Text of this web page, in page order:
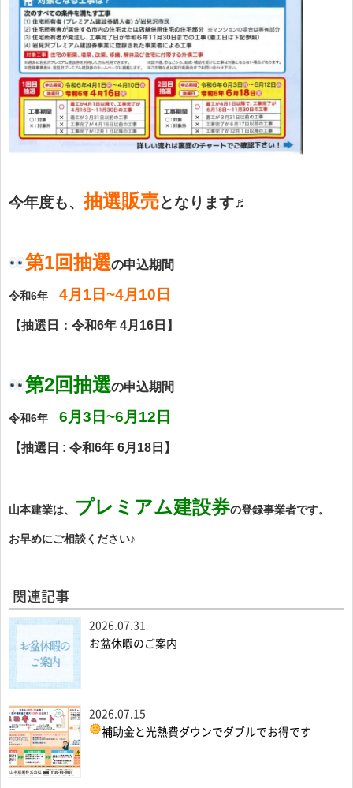
今年度も、抽選販売となります♬
第1回抽選の申込期間
令和6年 4月1日~4月10日
【抽選日：令和6年 4月16日】
第2回抽選の申込期間
令和6年 6月3日~6月12日
【抽選日 : 令和6年 6月18日】
山本建業は、 プレミアム建設券の登録事業者です。
お早めにご相談ください♪
関連記事
2026.07.31
お盆休暇のご案内
2026.07.15
補助金と光熱費ダウンでダブルでお得です